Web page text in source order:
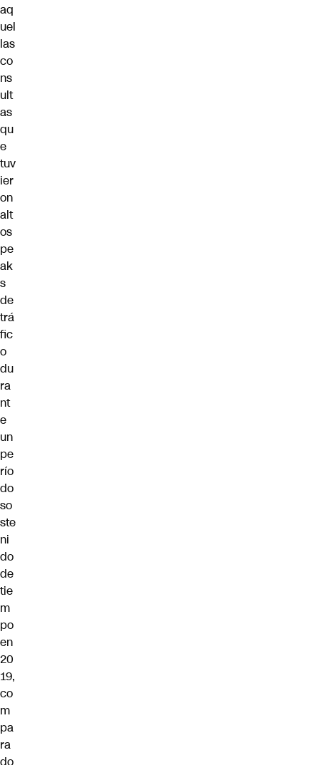
aq
uel
las
co
ns
ult
as
qu
e
tuv
ier
on
alt
os
pe
ak
s
de
trá
fic
o
du
ra
nt
e
un
pe
río
do
so
ste
ni
do
de
tie
m
po
en
20
19,
co
m
pa
ra
do